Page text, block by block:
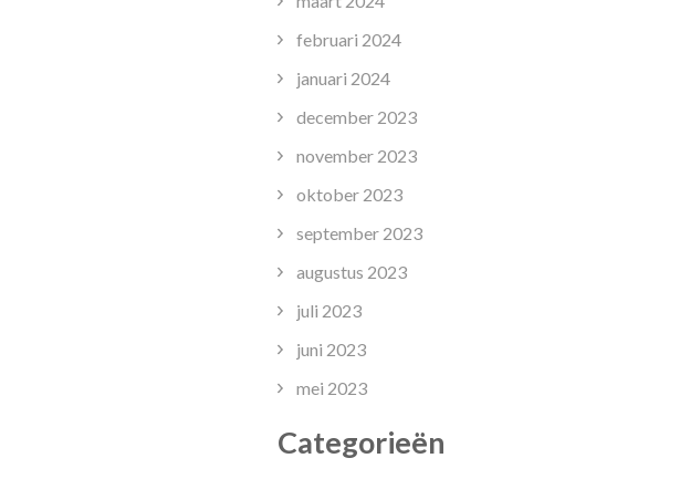
februari 2024
januari 2024
december 2023
november 2023
oktober 2023
september 2023
augustus 2023
juli 2023
juni 2023
mei 2023
Categorieën